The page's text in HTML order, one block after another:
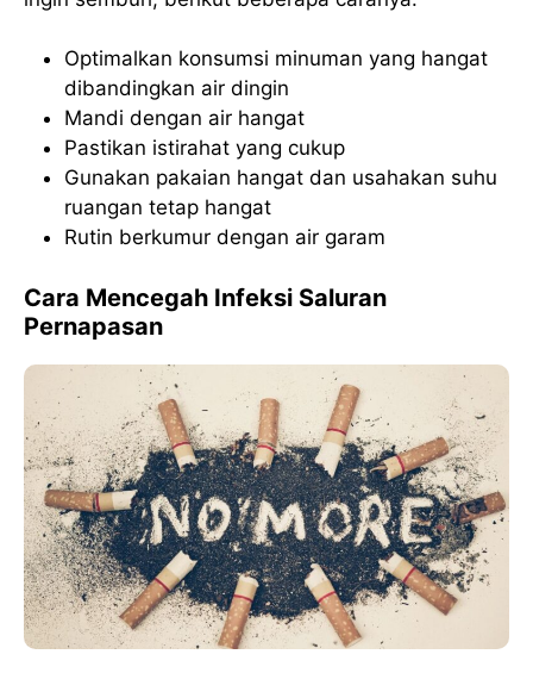
Optimalkan konsumsi minuman yang hangat
dibandingkan air dingin
Mandi dengan air hangat
Pastikan istirahat yang cukup
Gunakan pakaian hangat dan usahakan suhu
ruangan tetap hangat
Rutin berkumur dengan air garam
Cara Mencegah Infeksi Saluran
Pernapasan